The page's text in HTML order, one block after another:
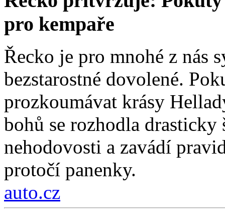
pro kempaře
Řecko je pro mnohé z nás
bezstarostné dovolené.
prozkoumávat krásy
bohů se rozhodla
nehodovosti a zavádí
protočí panenky.
auto.cz